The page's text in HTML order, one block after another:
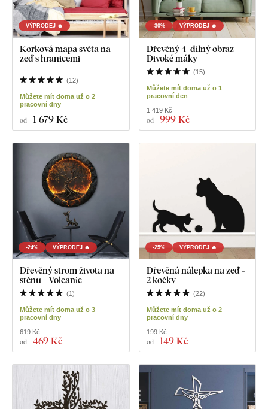
VÝPRODEJ 🔥
Korková mapa světa na
zeď s hranicemi
(12)
Můžete mít doma už o 2
pracovní dny
od 1 679 Kč
-30% VÝPRODEJ 🔥
Dřevěný 4-dílný obraz -
Divoké máky
(15)
Můžete mít doma už o 1
pracovní den
od 999 Kč
1 419 Kč
-24% VÝPRODEJ 🔥
Dřevěný strom života na
stěnu - Volcanic
(1)
Můžete mít doma už o 3
pracovní dny
od 469 Kč
619 Kč
-25% VÝPRODEJ 🔥
Dřevěná nálepka na zeď -
2 kočky
(22)
Můžete mít doma už o 2
pracovní dny
od 149 Kč
199 Kč